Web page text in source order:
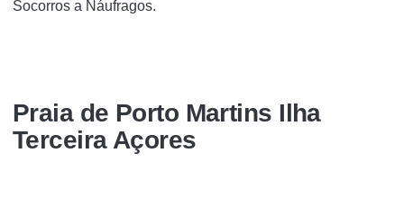
Socorros a Náufragos.
Praia de Porto Martins Ilha
Terceira Açores